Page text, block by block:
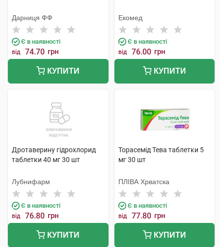
Дарниця ФФ
Є в наявності
від 74.70 грн
КУПИТИ
Екомед
Є в наявності
від 76.00 грн
КУПИТИ
Дротаверину гідрохлорид
таблетки 40 мг 30 шт
Лубнифарм
Є в наявності
від 76.80 грн
КУПИТИ
Торасемід Тева таблетки 5
мг 30 шт
ПЛІВА Хрватска
Є в наявності
від 77.80 грн
КУПИТИ